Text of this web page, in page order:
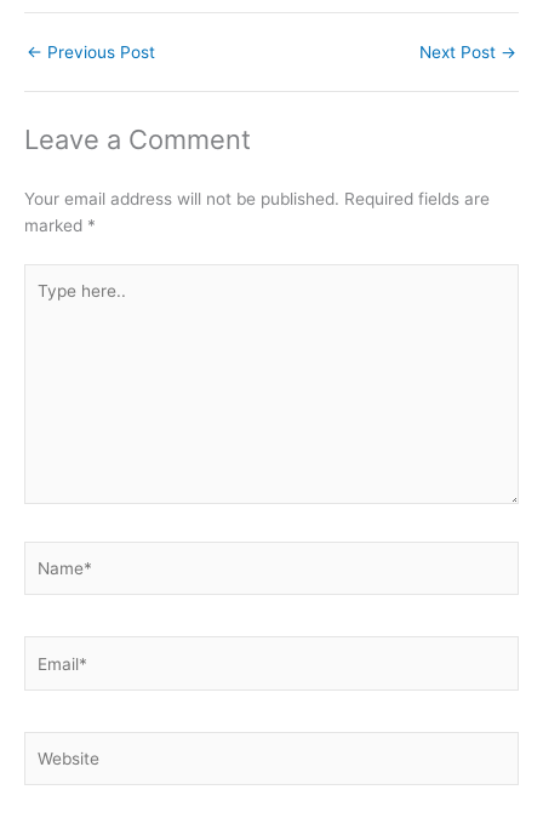
← Previous Post Next Post →
Leave a Comment
Your email address will not be published. Required fields are
marked *
here..